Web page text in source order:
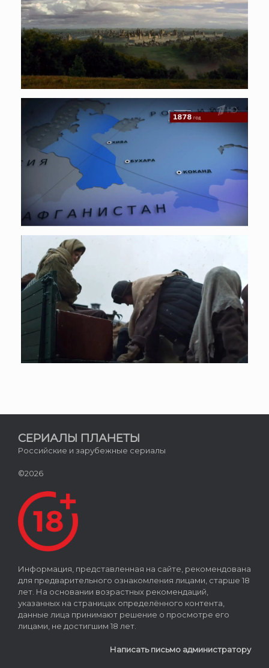
СЕРИАЛЫ ПЛАНЕТЫ
Российские и зарубежные сериалы
©2026
Информация, представленная на сайте, рекомендована
для предварительного ознакомления лицами, старше 18
лет. На основании возрастных рекомендаций,
указанных на страницах определённого контента,
данные лица принимают решение о просмотре его
лицами, не достигшим 18 лет.
Написать письмо администратору